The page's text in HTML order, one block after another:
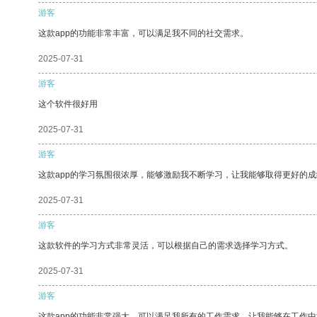
游客
这款app的功能非常丰富，可以满足我不同的社交需求。
2025-07-31
游客
这个软件很好用
2025-07-31
游客
这款app的学习氛围很浓厚，能够激励我不断学习，让我能够取得更好的成
2025-07-31
游客
这款软件的学习方式非常灵活，可以根据自己的需求选择学习方式。
2025-07-31
游客